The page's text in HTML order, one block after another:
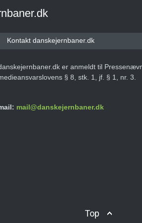
Kontakt danskejernbaner.dk
er anmeldt til
§ 8, stk. 1, jf. § 1, nr. 3.
mail@danskejernbaner.dk
Top